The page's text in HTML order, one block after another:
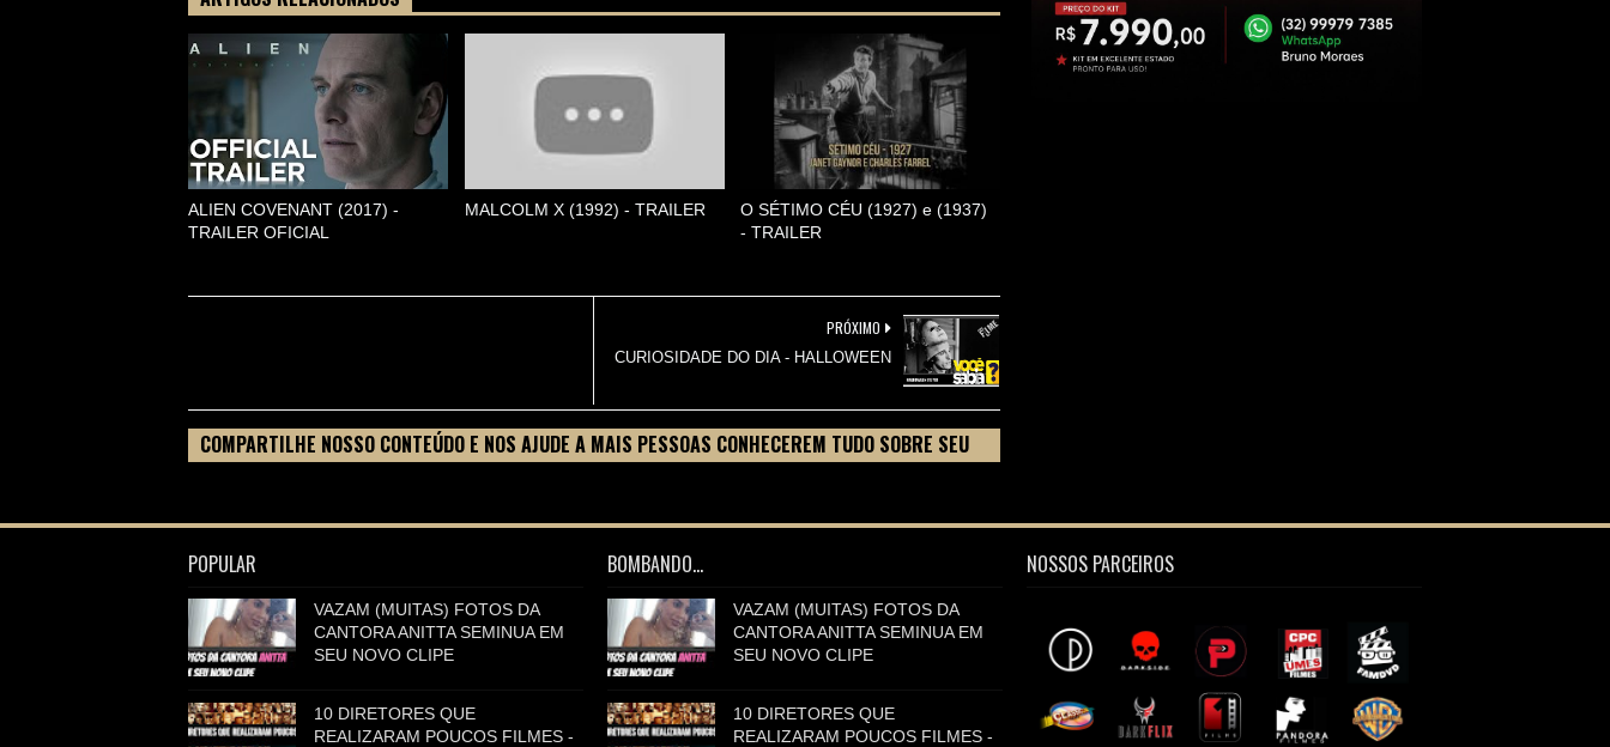
ALIEN COVENANT (2017) -
TRAILER OFICIAL
MALCOLM X (1992) - TRAILER
O SÉTIMO CÉU (1927) e (1937)
- TRAILER
PRÓXIMO
CURIOSIDADE DO DIA - HALLOWEEN
COMPARTILHE NOSSO CONTEÚDO E NOS AJUDE A MAIS PESSOAS CONHECEREM TUDO SOBRE SEU
POPULAR
VAZAM (MUITAS) FOTOS DA
CANTORA ANITTA SEMINUA EM
SEU NOVO CLIPE
10 DIRETORES QUE
REALIZARAM POUCOS FILMES -
BOMBANDO...
VAZAM (MUITAS) FOTOS DA
CANTORA ANITTA SEMINUA EM
SEU NOVO CLIPE
10 DIRETORES QUE
REALIZARAM POUCOS FILMES -
NOSSOS PARCEIROS